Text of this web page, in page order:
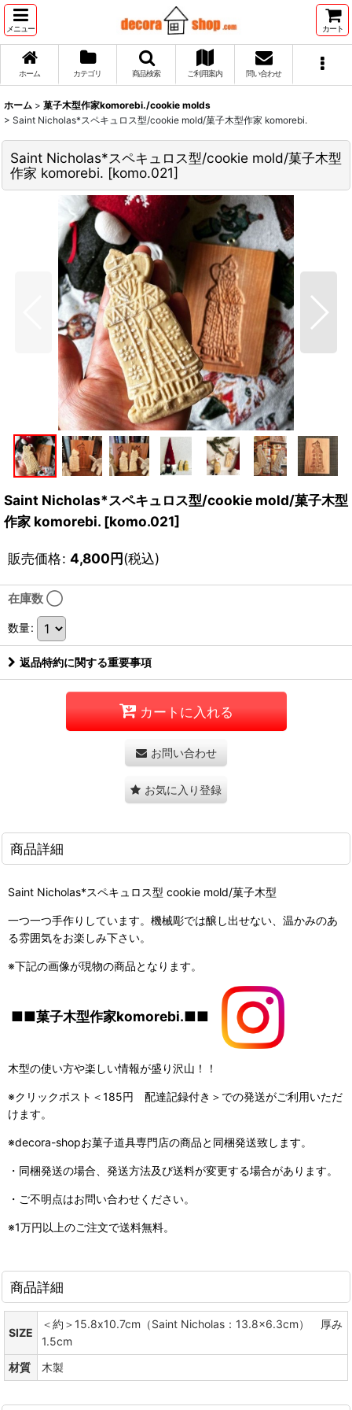
メニュー カート
ホーム カテゴリ 商品検索 ご利用案内 問い合わせ
ホーム > 菓子木型作家komorebi./cookie molds
> Saint Nicholas*スペキュロス型/cookie mold/菓子木型作家 komorebi.
Saint Nicholas*スペキュロス型/cookie mold/菓子木型
作家 komorebi. [komo.021]
Saint Nicholas*スペキュロス型/cookie mold/菓子木型
作家 komorebi. [komo.021]
販売価格: 4,800円(税込)
在庫数 ◯
数量:
返品特約に関する重要事項
カートに入れる
お問い合わせ
お気に入り登録
商品詳細
Saint Nicholas*スペキュロス型 cookie mold/菓子木型
一つ一つ手作りしています。機械彫では醸し出せない、温かみのあ
る雰囲気をお楽しみ下さい。
※下記の画像が現物の商品となります。
■■菓子木型作家komorebi.■■
木型の使い方や楽しい情報が盛り沢山！！
※クリックポスト＜185円 配達記録付き＞での発送がご利用いただ
けます。
※decora-shopお菓子道具専門店の商品と同梱発送致します。
・同梱発送の場合、発送方法及び送料が変更する場合があります。
・ご不明点はお問い合わせください。
※1万円以上のご注文で送料無料。
商品詳細
SIZE
＜約＞15.8x10.7cm（Saint Nicholas：13.8x6.3cm） 厚み
1.5cm
材質
木製